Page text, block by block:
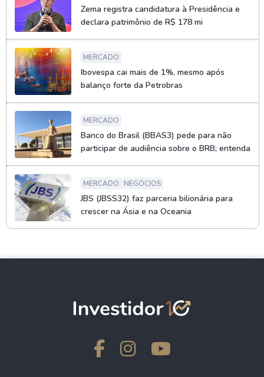
Zema registra candidatura à Presidência e
declara patrimônio de R$ 178 mi
MERCADO
Ibovespa cai mais de 1%, mesmo após
balanço forte da Petrobras
MERCADO
Banco do Brasil (BBAS3) pede para não
participar de audiência sobre o BRB; entenda
MERCADO NEGÓCIOS
JBS (JBSS32) faz parceria bilionária para
crescer na Ásia e na Oceania